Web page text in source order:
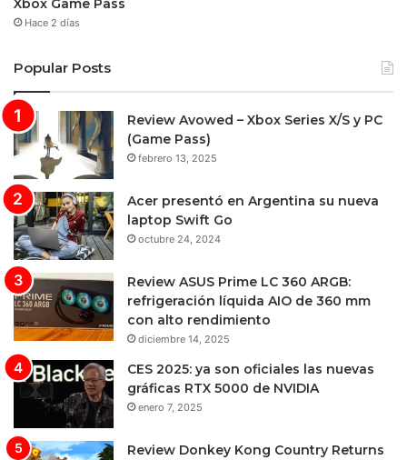
Xbox Game Pass
Hace 2 días
Popular Posts
Review Avowed – Xbox Series X/S y PC
(Game Pass)
febrero 13, 2025
Acer presentó en Argentina su nueva
laptop Swift Go
octubre 24, 2024
Review ASUS Prime LC 360 ARGB:
refrigeración líquida AIO de 360 mm
con alto rendimiento
diciembre 14, 2025
CES 2025: ya son oficiales las nuevas
gráficas RTX 5000 de NVIDIA
enero 7, 2025
Review Donkey Kong Country Returns